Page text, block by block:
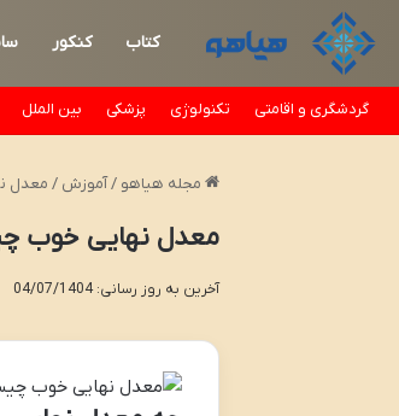
کتاب کنکور
گردشگری و اقامتی تکنولوژی پزشکی بین الملل
مجله هیاهو / آموزش / معدل
معدل نهایی خوب
آخرین به روز رسانی: 04/07/1404